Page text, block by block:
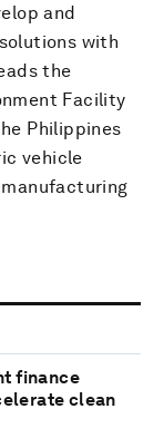
and
with
the
Facility
Philippines
vehicle
finance
clean